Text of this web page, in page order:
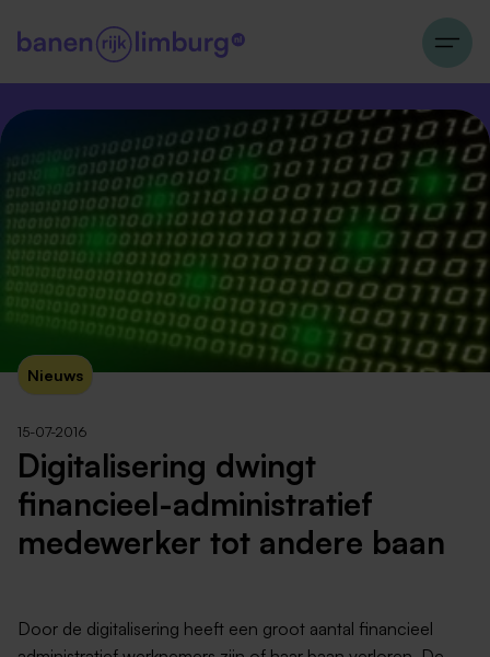
Nieuws
15-07-2016
Digitalisering dwingt
financieel-administratief
medewerker tot andere baan
Door de digitalisering heeft een groot aantal financieel